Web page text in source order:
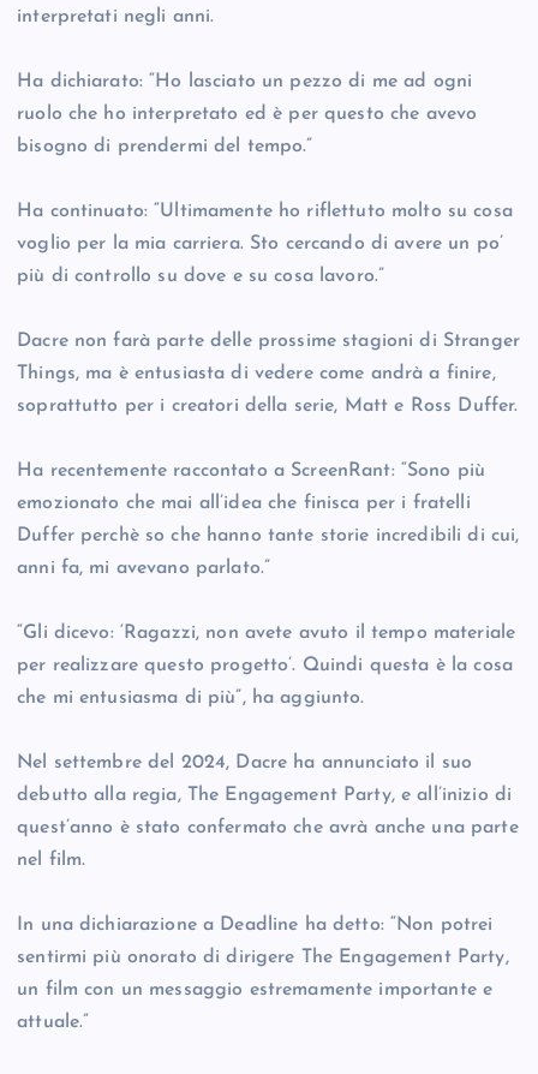
interpretati negli anni.
Ha dichiarato: “Ho lasciato un pezzo di me ad ogni
ruolo che ho interpretato ed è per questo che avevo
bisogno di prendermi del tempo.”
Ha continuato: “Ultimamente ho riflettuto molto su cosa
voglio per la mia carriera. Sto cercando di avere un po’
più di controllo su dove e su cosa lavoro.”
Dacre non farà parte delle prossime stagioni di Stranger
Things, ma è entusiasta di vedere come andrà a finire,
soprattutto per i creatori della serie, Matt e Ross Duffer.
Ha recentemente raccontato a ScreenRant: “Sono più
emozionato che mai all’idea che finisca per i fratelli
Duffer perchè so che hanno tante storie incredibili di cui,
anni fa, mi avevano parlato.”
“Gli dicevo: ‘Ragazzi, non avete avuto il tempo materiale
per realizzare questo progetto’. Quindi questa è la cosa
che mi entusiasma di più”, ha aggiunto.
Nel settembre del 2024, Dacre ha annunciato il suo
debutto alla regia, The Engagement Party, e all’inizio di
quest’anno è stato confermato che avrà anche una parte
nel film.
In una dichiarazione a Deadline ha detto: “Non potrei
sentirmi più onorato di dirigere The Engagement Party,
un film con un messaggio estremamente importante e
attuale.”